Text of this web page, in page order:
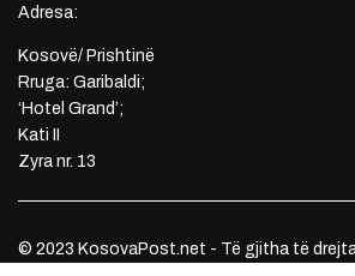
Adresa:
Kosovë/ Prishtinë
Rruga: Garibaldi;
‘Hotel Grand’;
Kati II
Zyra nr. 13
© 2023 KosovaPost.net - Të gjitha të